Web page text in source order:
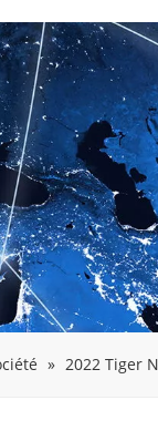
» 2022 Tiger